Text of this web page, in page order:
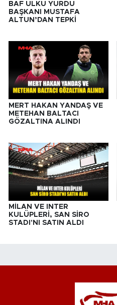
BAF ÜLKÜ YURDU
BAŞKANI MUSTAFA
ALTUN’DAN TEPKİ
MERT HAKAN YANDAŞ VE
METEHAN BALTACI
GÖZALTINA ALINDI
MİLAN VE INTER
KULÜPLERİ, SAN SİRO
STADI'NI SATIN ALDI